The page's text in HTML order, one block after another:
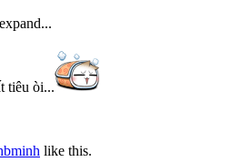
tiêu òi...
like this.